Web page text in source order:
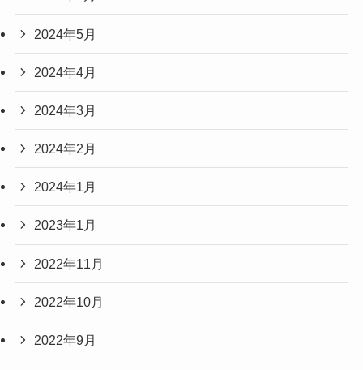
2024年5月
2024年4月
2024年3月
2024年2月
2024年1月
2023年1月
2022年11月
2022年10月
2022年9月